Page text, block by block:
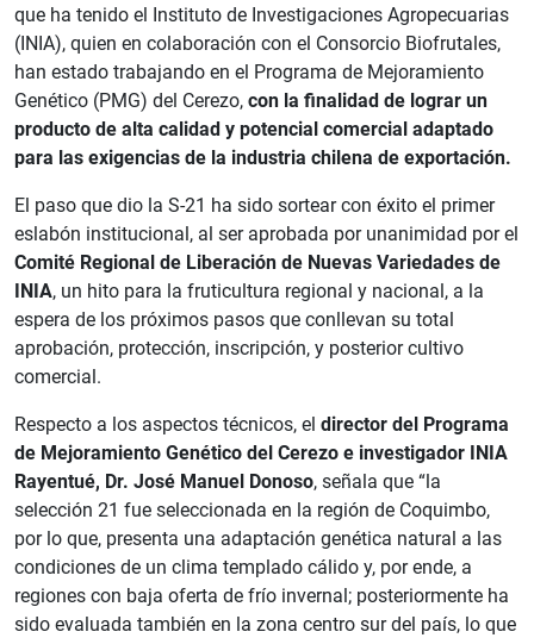
que ha tenido el Instituto de Investigaciones Agropecuarias
(INIA), quien en colaboración con el Consorcio Biofrutales,
han estado trabajando en el Programa de Mejoramiento
Genético (PMG) del Cerezo, con la finalidad de lograr un
producto de alta calidad y potencial comercial adaptado
para las exigencias de la industria chilena de exportación.
El paso que dio la S-21 ha sido sortear con éxito el primer
eslabón institucional, al ser aprobada por unanimidad por el
Comité Regional de Liberación de Nuevas Variedades de
INIA, un hito para la fruticultura regional y nacional, a la
espera de los próximos pasos que conllevan su total
aprobación, protección, inscripción, y posterior cultivo
comercial.
Respecto a los aspectos técnicos, el director del Programa
de Mejoramiento Genético del Cerezo e investigador INIA
Rayentué, Dr. José Manuel Donoso, señala que “la
selección 21 fue seleccionada en la región de Coquimbo,
por lo que, presenta una adaptación genética natural a las
condiciones de un clima templado cálido y, por ende, a
regiones con baja oferta de frío invernal; posteriormente ha
sido evaluada también en la zona centro sur del país, lo que